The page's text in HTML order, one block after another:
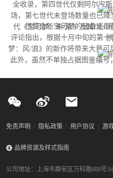
全收录，第四世代仅剩阿尔宙
场，第七世代未登场数量也已
代《宝可梦：朱/紫》及其DLC
尽管全新宝可梦的储备逐渐
评论指出，根据十月中旬的第十
梦：风/浪》的新作将带来大量可
此外，虽然不单独占据图鉴编号
免责声明 隐私政策 用户协议 游
品牌资源及样式指南
公司地址：上海市静安区万科路888号